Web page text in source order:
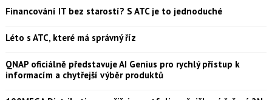
Financování IT bez starostí? S ATC je to jednoduché
Léto s ATC, které má správný říz
QNAP oficiálně představuje AI Genius pro rychlý přístup k
informacím a chytřejší výběr produktů